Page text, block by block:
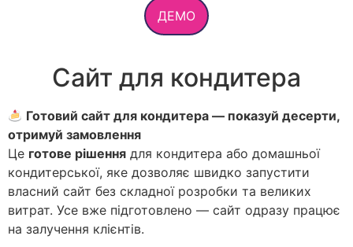
ДЕМО
Сайт для кондитера
Готовий сайт для кондитера — показуй десерти,
отримуй замовлення
Це готове рішення для кондитера або домашньої
кондитерської, яке дозволяє швидко запустити
власний сайт без складної розробки та великих
витрат. Усе вже підготовлено — сайт одразу працює
на залучення клієнтів.